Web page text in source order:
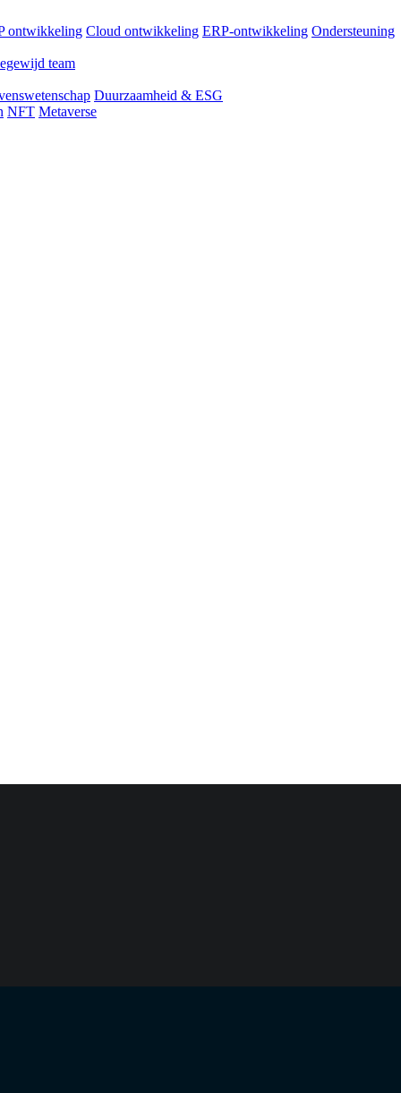
ontwikkeling Cloud ontwikkeling ERP-ontwikkeling Ondersteuning
team
Duurzaamheid & ESG
NFT Metaverse